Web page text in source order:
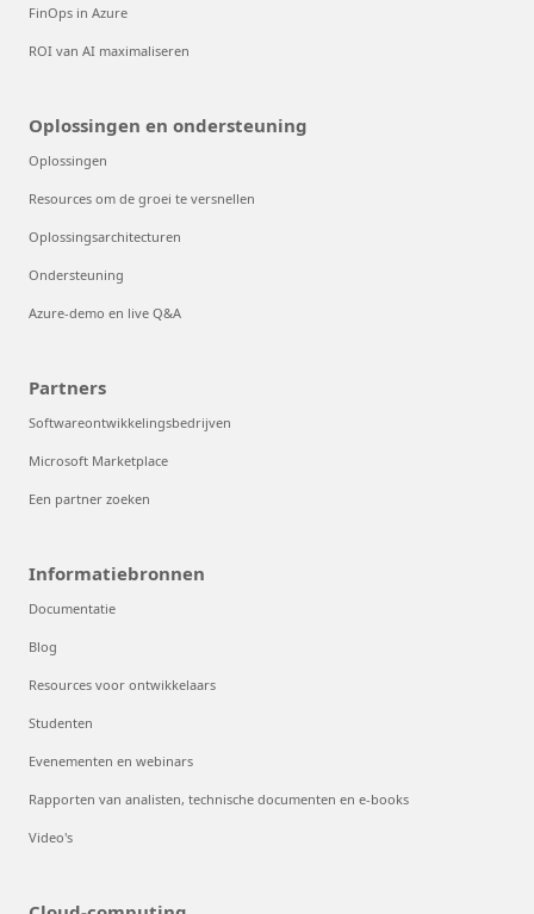
FinOps in Azure
ROI van AI maximaliseren
Oplossingen en ondersteuning
Oplossingen
Resources om de groei te versnellen
Oplossingsarchitecturen
Ondersteuning
Azure-demo en live Q&A
Partners
Softwareontwikkelingsbedrijven
Microsoft Marketplace
Een partner zoeken
Informatiebronnen
Documentatie
Blog
Resources voor ontwikkelaars
Studenten
Evenementen en webinars
Rapporten van analisten, technische documenten en e-books
Video's